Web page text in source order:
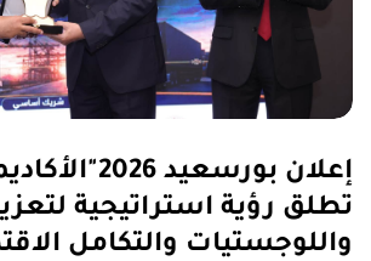
إعلان بورسعيد
تطلق رؤية استراتيجية
واللوجستيات والتكامل